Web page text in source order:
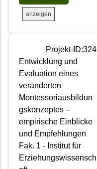
anzeigen
Projekt-ID:324
Entwicklung und
Evaluation eines
veränderten
Montessoriausbildun
gskonzeptes –
empirische Einblicke
und Empfehlungen
Fak. 1 - Institut für
Erziehungswissensch